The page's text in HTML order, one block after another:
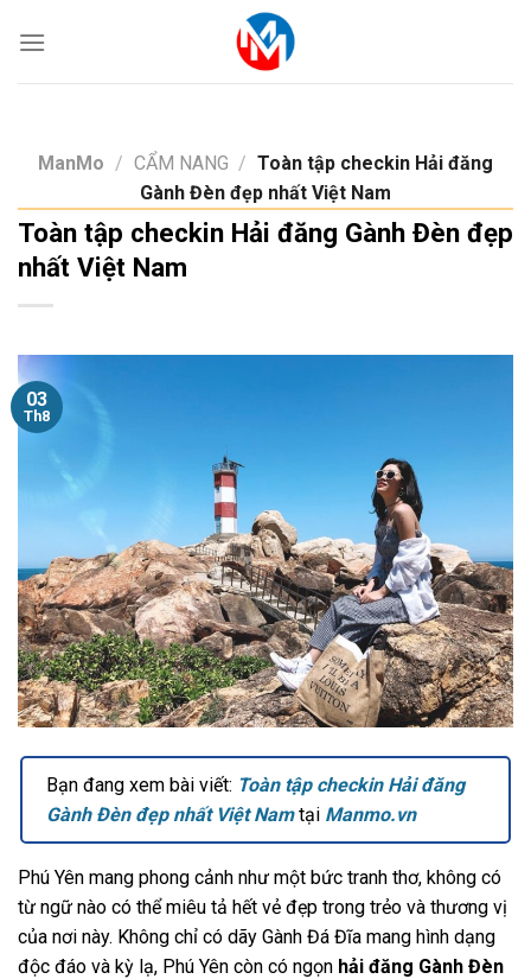
ManMo / CẨM NANG / Toàn tập checkin Hải đăng
Gành Đèn đẹp nhất Việt Nam
Toàn tập checkin Hải đăng Gành Đèn đẹp
nhất Việt Nam
03
Th8
Bạn đang xem bài viết: Toàn tập checkin Hải đăng
Gành Đèn đẹp nhất Việt Namtại Manmo.vn
Phú Yên mang phong cảnh như một bức tranh thơ, không có
từ ngữ nào có thể miêu tả hết vẻ đẹp trong trẻo và thương vị
của nơi này. Không chỉ có dãy Gành Đá Đĩa mang hình dạng
độc đáo và kỳ lạ, Phú Yên còn có ngọn hải đăng Gành Đèn